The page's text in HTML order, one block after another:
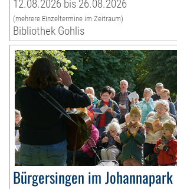
12.08.2026 bis 26.08.2026
(mehrere Einzeltermine im Zeitraum)
Bibliothek Gohlis
Bürgersingen im Johannapark